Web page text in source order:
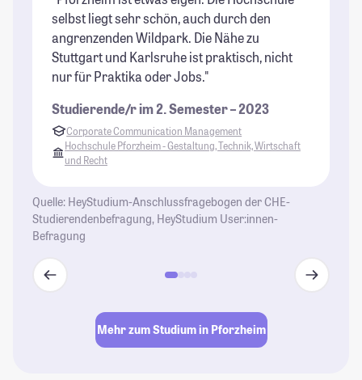
selbst liegt sehr schön, auch durch den
angrenzenden Wildpark. Die Nähe zu
Stuttgart und Karlsruhe ist praktisch, nicht
nur für Praktika oder Jobs."
Studierende/r im 2. Semester – 2023
Corporate Communication Management
Hochschule Pforzheim - Gestaltung, Technik, Wirtschaft
und Recht
Quelle: HeyStudium-Anschlussfragebogen der CHE-
Studierendenbefragung, HeyStudium User:innen-
Befragung
Mehr zum Studium in Pforzheim